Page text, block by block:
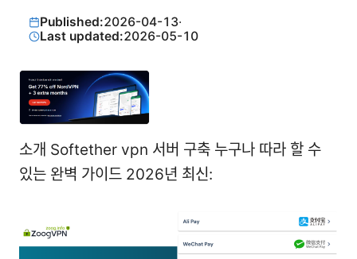
Published:2026-04-13·
Last updated:2026-05-10
소개 Softether vpn 서버 구축 누구나 따라 할 수
있는 완벽 가이드 2026년 최신: